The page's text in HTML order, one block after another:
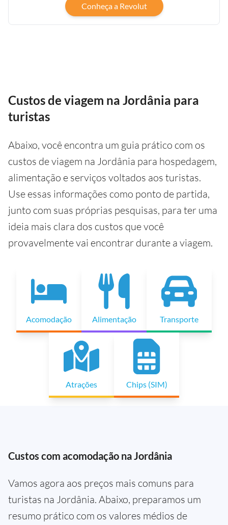
Conheça a Revolut
Custos de viagem na Jordânia para
turistas
Abaixo, você encontra um guia prático com os
custos de viagem na Jordânia para hospedagem,
alimentação e serviços voltados aos turistas.
Use essas informações como ponto de partida,
junto com suas próprias pesquisas, para ter uma
ideia mais clara dos custos que você
provavelmente vai encontrar durante a viagem.
Acomodação Alimentação Transporte
Atrações Chips (SIM)
Custos com acomodação na Jordânia
Vamos agora aos preços mais comuns para
turistas na Jordânia. Abaixo, preparamos um
resumo prático com os valores médios de